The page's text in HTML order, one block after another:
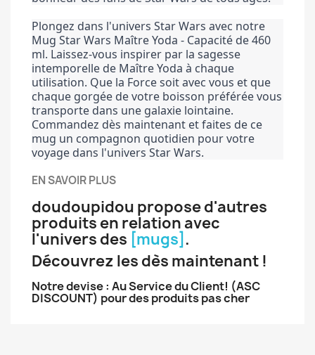
Plongez dans l'univers Star Wars avec notre
Mug Star Wars Maître Yoda - Capacité de 460
ml. Laissez-vous inspirer par la sagesse
intemporelle de Maître Yoda à chaque
utilisation. Que la Force soit avec vous et que
chaque gorgée de votre boisson préférée vous
transporte dans une galaxie lointaine.
Commandez dès maintenant et faites de ce
mug un compagnon quotidien pour votre
voyage dans l'univers Star Wars.
EN SAVOIR PLUS
doudoupidou propose d'autres
produits en relation avec
l'univers des [mugs] .
Découvrez les dès maintenant !
Notre devise : Au Service du Client! (ASC
DISCOUNT) pour des produits pas cher